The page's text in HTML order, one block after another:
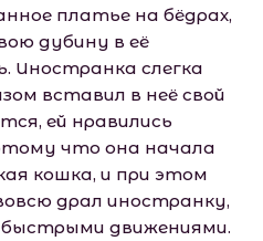
платье на бёдрах,
дубину в её
Иностранка слегка
вставил в неё свой
ей нравились
что она начала
кошка, и при этом
драл иностранку,
быстрыми движениями.